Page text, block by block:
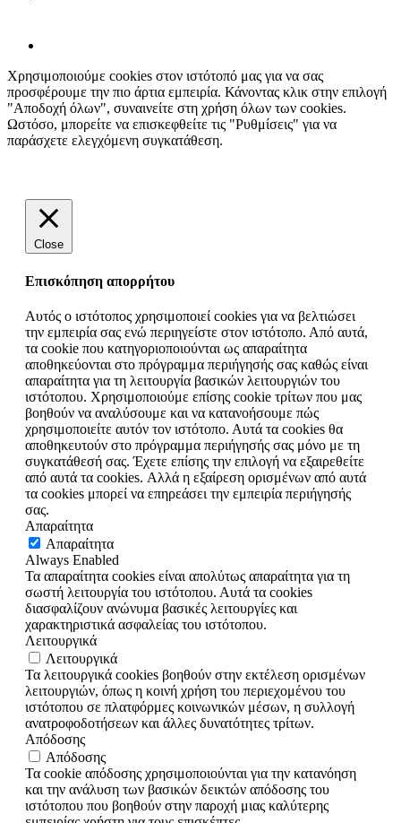
Χρησιμοποιούμε cookies στον ιστότοπό μας για να σας
προσφέρουμε την πιο άρτια εμπειρία. Κάνοντας κλικ στην επιλογή
"Αποδοχή όλων", συναινείτε στη χρήση όλων των cookies.
Ωστόσο, μπορείτε να επισκεφθείτε τις "Ρυθμίσεις" για να
παράσχετε ελεγχόμενη συγκατάθεση.
Close
Επισκόπηση απορρήτου
Αυτός ο ιστότοπος χρησιμοποιεί cookies για να βελτιώσει
την εμπειρία σας ενώ περιηγείστε στον ιστότοπο. Από αυτά,
τα cookie που κατηγοριοποιούνται ως απαραίτητα
αποθηκεύονται στο πρόγραμμα περιήγησής σας καθώς είναι
απαραίτητα για τη λειτουργία βασικών λειτουργιών του
ιστότοπου. Χρησιμοποιούμε επίσης cookie τρίτων που μας
βοηθούν να αναλύσουμε και να κατανοήσουμε πώς
χρησιμοποιείτε αυτόν τον ιστότοπο. Αυτά τα cookies θα
αποθηκευτούν στο πρόγραμμα περιήγησής σας μόνο με τη
συγκατάθεσή σας. Έχετε επίσης την επιλογή να εξαιρεθείτε
από αυτά τα cookies. Αλλά η εξαίρεση ορισμένων από αυτά
τα cookies μπορεί να επηρεάσει την εμπειρία περιήγησής
σας.
Απαραίτητα
Απαραίτητα
Always Enabled
Τα απαραίτητα cookies είναι απολύτως απαραίτητα για τη
σωστή λειτουργία του ιστότοπου. Αυτά τα cookies
διασφαλίζουν ανώνυμα βασικές λειτουργίες και
χαρακτηριστικά ασφαλείας του ιστότοπου.
Λειτουργικά
Λειτουργικά
Τα λειτουργικά cookies βοηθούν στην εκτέλεση ορισμένων
λειτουργιών, όπως η κοινή χρήση του περιεχομένου του
ιστότοπου σε πλατφόρμες κοινωνικών μέσων, η συλλογή
ανατροφοδοτήσεων και άλλες δυνατότητες τρίτων.
Απόδοσης
Απόδοσης
Τα cookie απόδοσης χρησιμοποιούνται για την κατανόηση
και την ανάλυση των βασικών δεικτών απόδοσης του
ιστότοπου που βοηθούν στην παροχή μιας καλύτερης